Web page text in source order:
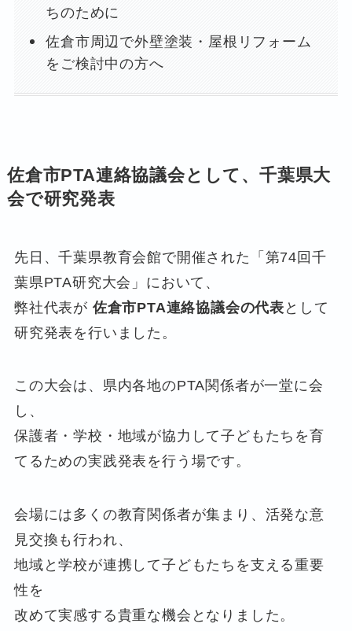
ちのために
佐倉市周辺で外壁塗装・屋根リフォーム
をご検討中の方へ
佐倉市PTA連絡協議会として、千葉県大
会で研究発表
先日、千葉県教育会館で開催された「第74回千
葉県PTA研究大会」において、
弊社代表が 佐倉市PTA連絡協議会の代表 として
研究発表を行いました。
この大会は、県内各地のPTA関係者が一堂に会
し、
保護者・学校・地域が協力して子どもたちを育
てるための実践発表を行う場です。
会場には多くの教育関係者が集まり、活発な意
見交換も行われ、
地域と学校が連携して子どもたちを支える重要
性を
改めて実感する貴重な機会となりました。